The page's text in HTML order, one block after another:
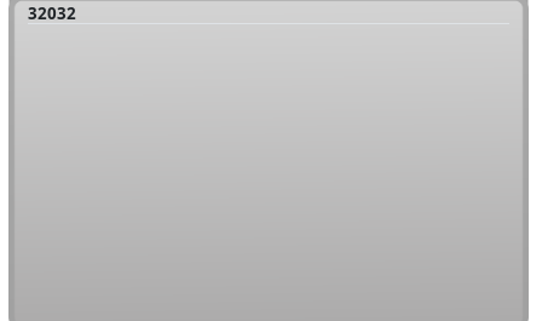
32032